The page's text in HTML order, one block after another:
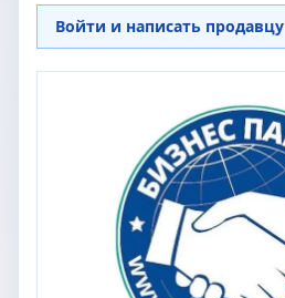
Войти и написать продавцу